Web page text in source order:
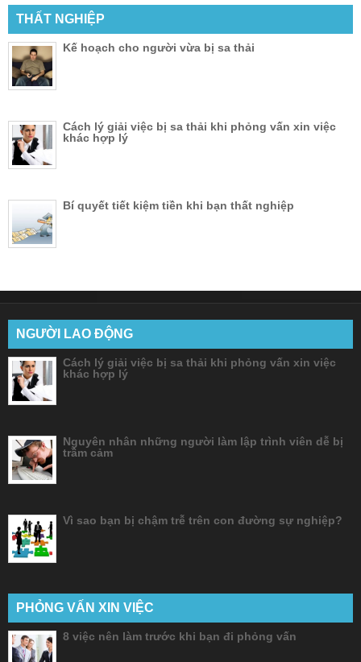
THẤT NGHIỆP
Kế hoạch cho người vừa bị sa thải
Cách lý giải việc bị sa thải khi phỏng vấn xin việc
khác hợp lý
Bí quyết tiết kiệm tiền khi bạn thất nghiệp
NGƯỜI LAO ĐỘNG
Cách lý giải việc bị sa thải khi phỏng vấn xin việc
khác hợp lý
Nguyên nhân những người làm lập trình viên dễ bị
trầm cảm
Vì sao bạn bị chậm trễ trên con đường sự nghiệp?
PHỎNG VẤN XIN VIỆC
8 việc nên làm trước khi bạn đi phỏng vấn